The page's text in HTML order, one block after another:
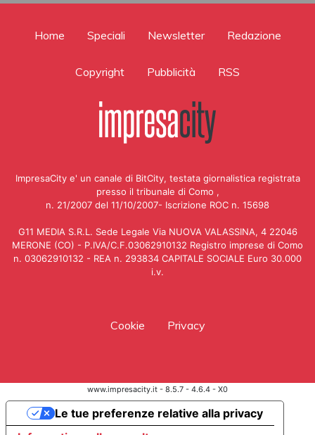
Home Speciali Newsletter Redazione
Copyright Pubblicità RSS
ImpresaCity e' un canale di BitCity, testata giornalistica registrata
presso il tribunale di Como ,
n. 21/2007 del 11/10/2007- Iscrizione ROC n. 15698
G11 MEDIA S.R.L. Sede Legale Via NUOVA VALASSINA, 4 22046
MERONE (CO) - P.IVA/C.F.03062910132 Registro imprese di Como
n. 03062910132 - REA n. 293834 CAPITALE SOCIALE Euro 30.000
i.v.
Cookie Privacy
www.impresacity.it - 8.5.7 - 4.6.4 - X0
Le tue preferenze relative alla privacy